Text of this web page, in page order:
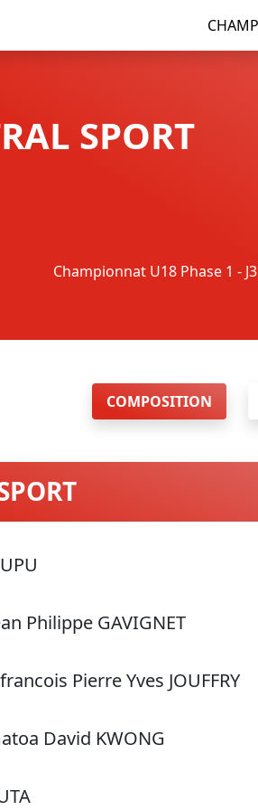
SPORT
Championnat U18 Phase 1 - J3
COMPOSITION
Philippe GAVIGNET
Pierre Yves JOUFFRY
David KWONG